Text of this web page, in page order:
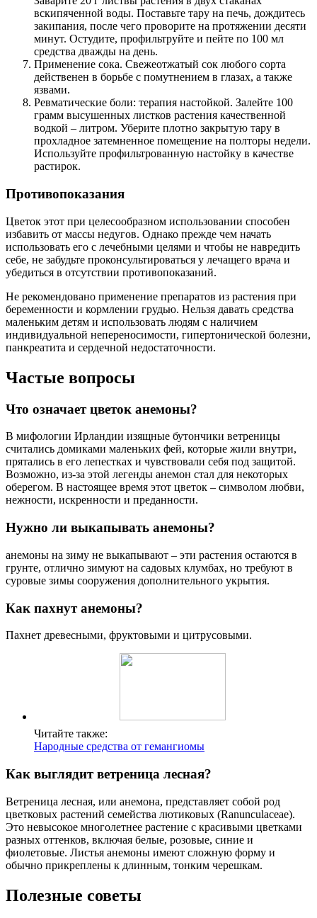
вскипяченной воды. Поставьте тару на печь, дождитесь
закипания, после чего проворите на протяжении десяти
минут. Остудите, профильтруйте и пейте по 100 мл
средства дважды на день.
Применение сока. Свежеотжатый сок любого сорта
действенен в борьбе с помутнением в глазах, а также
язвами.
Ревматические боли: терапия настойкой. Залейте 100
грамм высушенных листков растения качественной
водкой – литром. Уберите плотно закрытую тару в
прохладное затемненное помещение на полторы недели.
Используйте профильтрованную настойку в качестве
растирок.
Противопоказания
Цветок этот при целесообразном использовании способен
избавить от массы недугов. Однако прежде чем начать
использовать его с лечебными целями и чтобы не навредить
себе, не забудьте проконсультироваться у лечащего врача и
убедиться в отсутствии противопоказаний.
Не рекомендовано применение препаратов из растения при
беременности и кормлении грудью. Нельзя давать средства
маленьким детям и использовать людям с наличием
индивидуальной непереносимости, гипертонической болезни,
панкреатита и сердечной недостаточности.
Частые вопросы
Что означает цветок анемоны?
В мифологии Ирландии изящные бутончики ветреницы
считались домиками маленьких фей, которые жили внутри,
прятались в его лепестках и чувствовали себя под защитой.
Возможно, из-за этой легенды анемон стал для некоторых
оберегом. В настоящее время этот цветок – символом любви,
нежности, искренности и преданности.
Нужно ли выкапывать анемоны?
анемоны на зиму не выкапывают – эти растения остаются в
грунте, отлично зимуют на садовых клумбах, но требуют в
суровые зимы сооружения дополнительного укрытия.
Как пахнут анемоны?
Пахнет древесными, фруктовыми и цитрусовыми.
Читайте также:
Народные средства от гемангиомы
Как выглядит ветреница лесная?
Ветреница лесная, или анемона, представляет собой род
цветковых растений семейства лютиковых (Ranunculaceae).
Это невысокое многолетнее растение с красивыми цветками
разных оттенков, включая белые, розовые, синие и
фиолетовые. Листья анемоны имеют сложную форму и
обычно прикреплены к длинным, тонким черешкам.
Полезные советы